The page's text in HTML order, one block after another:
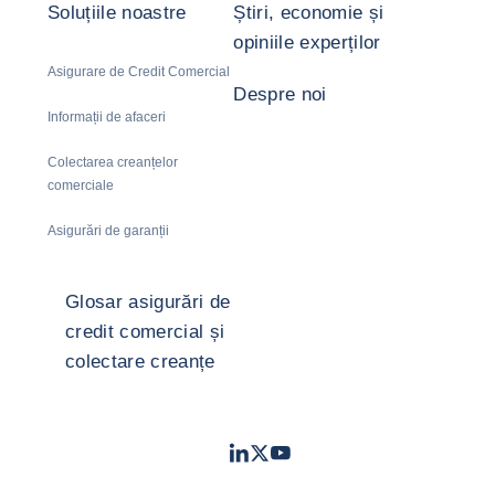
Soluțiile noastre
Asigurare de Credit Comercial
Informații de afaceri
Colectarea creanțelor
comerciale
Asigurări de garanții
Știri, economie și
opiniile experților
Despre noi
Glosar asigurări de
credit comercial și
colectare creanțe
LinkedIn
TwitterYoutube